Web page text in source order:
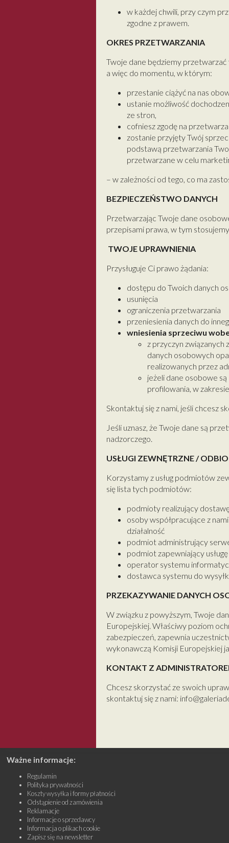
w każdej chwili, przy czym
zgodne z prawem.
OKRES PRZETWARZANIA
Twoje dane będziemy
a więc do momentu, w którym:
przestanie ciążyć na nas
ustanie możliwość
ze stron,
cofniesz zgodę na
zostanie przyjęty Twój
podstawą przetwarzania
przetwarzane w celu
– w zależności od tego, co ma
BEZPIECZEŃSTWO DANYCH
Przetwarzając Twoje dane
przepisami prawa, w tym
TWOJE UPRAWNIENIA
Przysługuje Ci prawo żądania:
dostępu do Twoich danych
usunięcia
ograniczenia przetwarzania
przeniesienia danych do
wniesienia sprzeciwu
z przyczyn związanych
danych osobowych
realizowanych przez
jeżeli dane osobowe
profilowania, w
Skontaktuj się z nami, jeśli chcesz
Jeśli uznasz, że Twoje dane są
nadzorczego.
USŁUGI ZEWNĘTRZNE /
Korzystamy z usług podmiotów
się lista tych podmiotów:
podmioty realizujący
osoby współpracujące z
działalność
podmiot administrujący
podmiot zapewniający
operator systemu
dostawca systemu do
PRZEKAZYWANIE DANYCH
W związku z powyższym, Twoje
Europejskiej. Właściwy poziom
zabezpieczeń, zapewnia
wykonawczą Komisji Europejskiej
KONTAKT Z
Chcesz skorzystać ze swoich
skontaktuj się z nami:
Ważne informacje:
Regulamin
Polityka prywatności
Koszty wysyłka i formy płatności
Odstąpienie od zamówienia
Reklamacje
Informacje o sprzedawcy
Informacja o plikach cookie
Zapisz się na newsletter